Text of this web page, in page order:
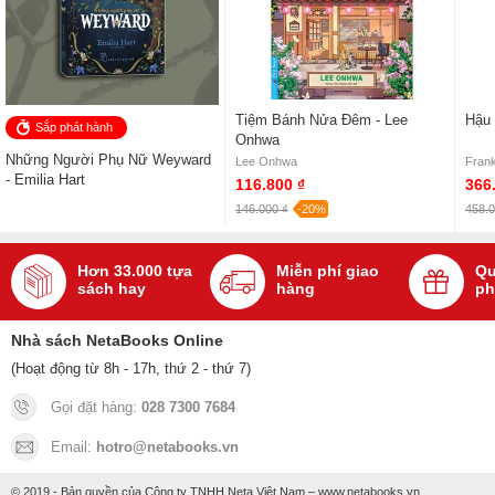
Sắp phát hành
Những Người Phụ Nữ Weyward
- Emilia Hart
Tiệm Bánh Nửa Đêm - Lee
Onhwa
Lee Onhwa
116.800 ₫
146.000 ₫ -20%
Hơn 33.000 tựa
sách hay
Miễn phí giao
hàng
Nhà sách NetaBooks Online
(Hoạt động từ 8h - 17h, thứ 2 - thứ 7)
Gọi đặt hàng: 028 7300 7684
Email: hotro@netabooks.vn
© 2019 - Bản quyền của Công ty TNHH Neta Việt Nam – www.netabooks.vn